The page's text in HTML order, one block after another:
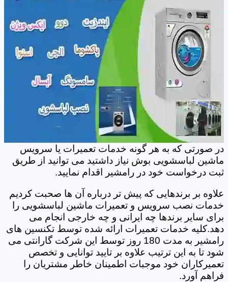
در صورتی که به هر گونه خدمات تعمیرات یا سرویس
ماشین لباسشویی بوش نیاز داشتید می توانید از طریق
ثبت درخواست خود در رامشیر اقدام نمایید.
علاوه بر برندهایی که پیش تر درباره آن ها صحبت کردیم
خدمات نصب سرویس و تعمیرات ماشین لباسشویی را
برای سایر برندها چه ایرانی و چه خارجی انجام می
دهد.کلیه خدمات تعمیرات ارائه شده توسط تکنسین های
رامشیر به مدت 180 روز توسط این شرکت گارانتی می
شود تا به این ترتیب علاوه بر تایید توانایی و تخصص
تعمیرکاران خود موجبات اطمینان خاطر مشتریان را
فراهم آورد.